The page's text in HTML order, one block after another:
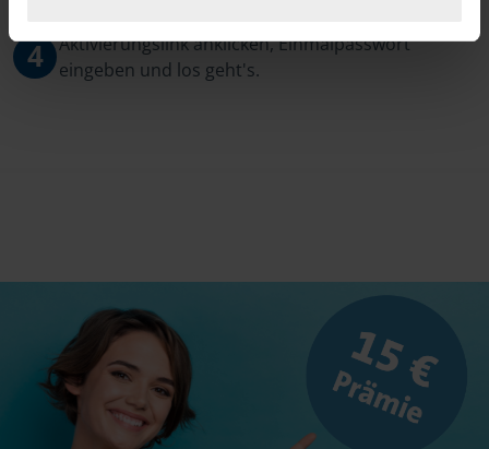
4
Aktivierungslink anklicken, Einmalpasswort
eingeben und los geht's.